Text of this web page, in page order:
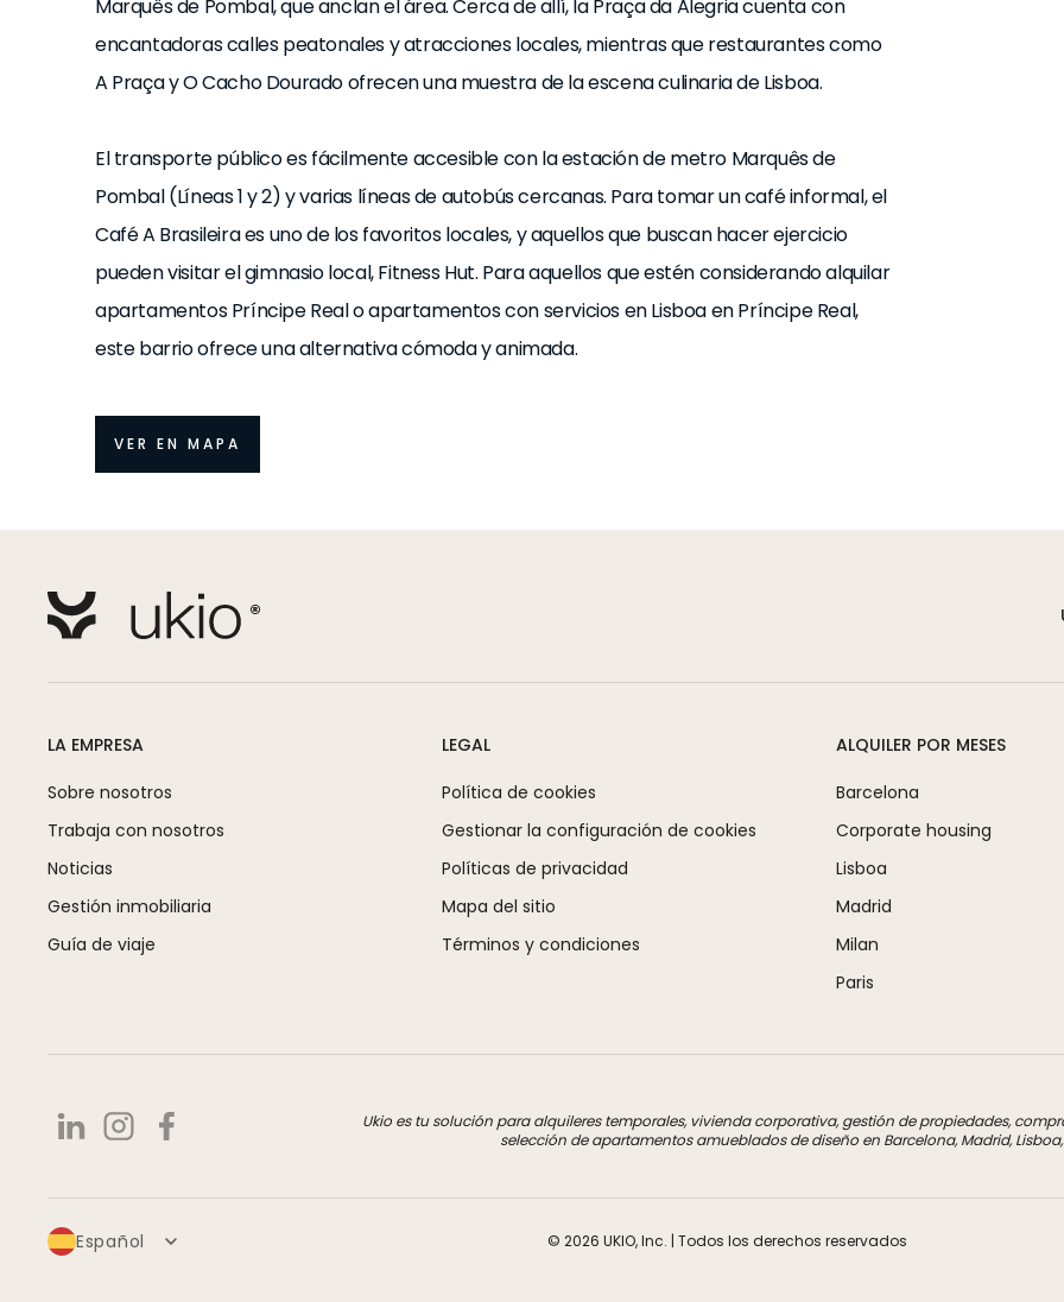
Marquês de Pombal, que anclan el área. Cerca de allí, la Praça da Alegria cuenta con
encantadoras calles peatonales y atracciones locales, mientras que restaurantes como
A Praça y O Cacho Dourado ofrecen una muestra de la escena culinaria de Lisboa.
El transporte público es fácilmente accesible con la estación de metro Marquês de
Pombal (Líneas 1 y 2) y varias líneas de autobús cercanas. Para tomar un café informal, el
Café A Brasileira es uno de los favoritos locales, y aquellos que buscan hacer ejercicio
pueden visitar el gimnasio local, Fitness Hut. Para aquellos que estén considerando alquilar
apartamentos Príncipe Real o apartamentos con servicios en Lisboa en Príncipe Real,
este barrio ofrece una alternativa cómoda y animada.
VER EN MAPA
LA EMPRESA
Sobre nosotros
Trabaja con nosotros
Noticias
Gestión inmobiliaria
Guía de viaje
LEGAL
Política de cookies
Gestionar la configuración de cookies
Políticas de privacidad
Mapa del sitio
Términos y condiciones
ALQUILER POR MESES
Barcelona
Corporate housing
Lisboa
Madrid
Milan
Paris
Ukio es tu solución para alquileres temporales, vivienda corporativa, gestión de propiedades,
selección de apartamentos amueblados de diseño en Barcelona, Madrid, Lisboa,
Español © 2026 UKIO, Inc. | Todos los derechos reservados